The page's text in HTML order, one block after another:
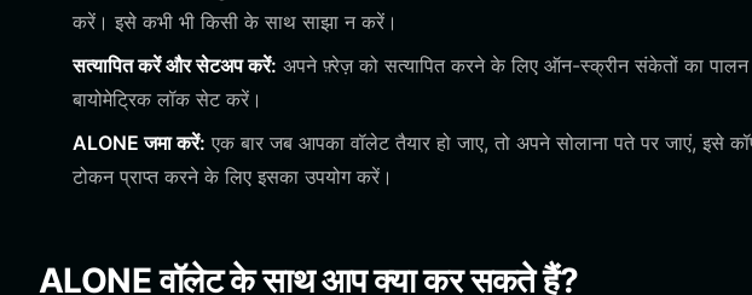
करें। इसे कभी भी किसी के साथ साझा न करें।
सत्यापित करें और सेटअप करें: अपने फ़्रेज़ को सत्यापित करने के लिए ऑन-स्क्रीन संकेतों का पालन
बायोमेट्रिक लॉक सेट करें।
ALONE जमा करें: एक बार जब आपका वॉलेट तैयार हो जाए, तो अपने सोलाना पते पर जाएं, इसे
टोकन प्राप्त करने के लिए इसका उपयोग करें।
ALONE वॉलेट के साथ आप क्या कर सकते हैं?